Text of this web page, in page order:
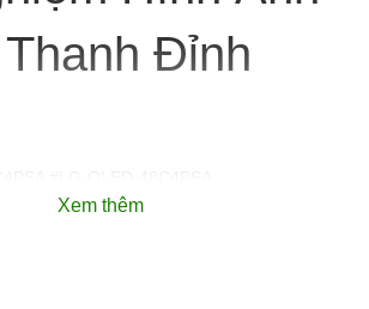
Đỉnh
Xem thêm